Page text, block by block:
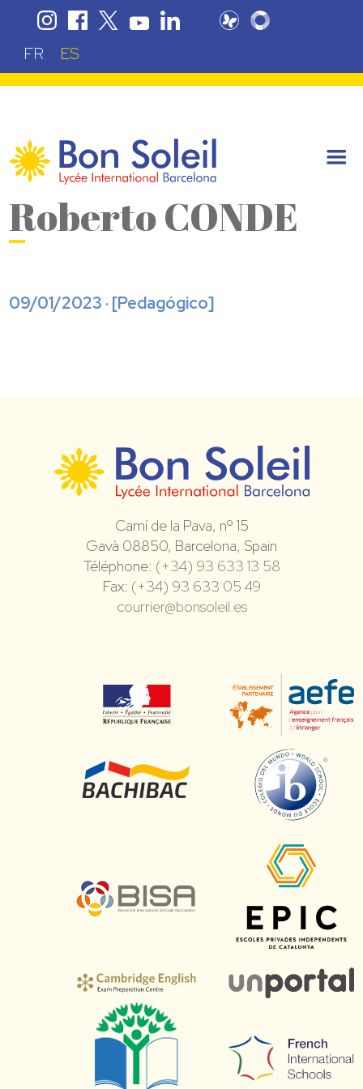
FR ES
Roberto CONDE
09/01/2023 · [Pedagógico]
Camí de la Pava, nº 15
Gavà 08850, Barcelona, Spain
Téléphone: (+34) 93 633 13 58
Fax: (+34) 93 633 05 49
courrier@bonsoleil.es